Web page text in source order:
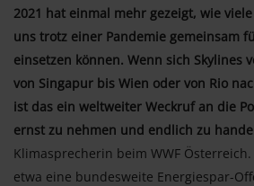
2021 hat einmal mehr gezeigt, wie
uns trotz einer Pandemie gemeinsam
einsetzen können. Wenn sich Skylines
von Singapur bis Wien oder von Rio
ist das ein weltweiter Weckruf an die
ernst zu nehmen und endlich zu
Klimasprecherin beim WWF
etwa eine bundesweite Energiespar-